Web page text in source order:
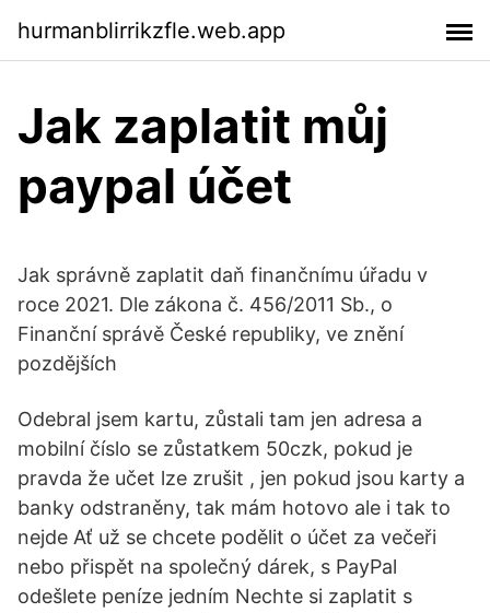
hurmanblirrikzfle.web.app
Jak zaplatit můj
paypal účet
Jak správně zaplatit daň finančnímu úřadu v
roce 2021. Dle zákona č. 456/2011 Sb., o
Finanční správě České republiky, ve znění
pozdějších
Odebral jsem kartu, zůstali tam jen adresa a
mobilní číslo se zůstatkem 50czk, pokud je
pravda že učet lze zrušit , jen pokud jsou karty a
banky odstraněny, tak mám hotovo ale i tak to
nejde Ať už se chcete podělit o účet za večeři
nebo přispět na společný dárek, s PayPal
odešlete peníze jedním Nechte si zaplatit s